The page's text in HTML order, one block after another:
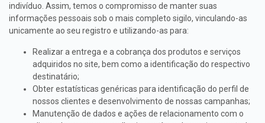
indivíduo. Assim, temos o compromisso de manter suas
informações pessoais sob o mais completo sigilo, vinculando-as
unicamente ao seu registro e utilizando-as para:
Realizar a entrega e a cobrança dos produtos e serviços
adquiridos no site, bem como a identificação do respectivo
destinatário;
Obter estatísticas genéricas para identificação do perfil de
nossos clientes e desenvolvimento de nossas campanhas;
Manutenção de dados e ações de relacionamento com o